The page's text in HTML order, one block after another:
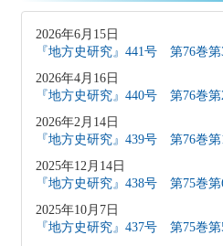
2026年6月15日
『地方史研究』441号 第76巻
2026年4月16日
『地方史研究』440号 第76巻
2026年2月14日
『地方史研究』439号 第76巻
2025年12月14日
『地方史研究』438号 第75巻
2025年10月7日
『地方史研究』437号 第75巻